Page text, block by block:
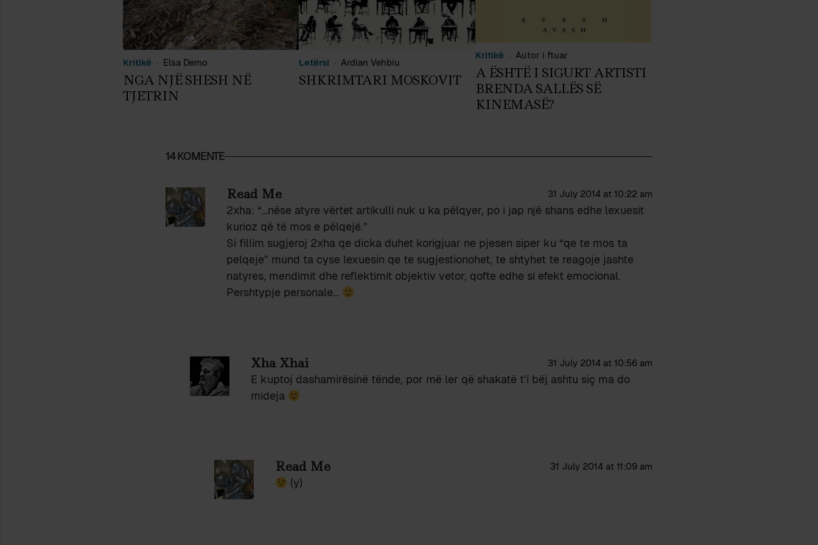
Kritikë Elsa Demo
NGA NJË SHESH NË
TJETRIN
Letërsi Ardian Vehbiu
SHKRIMTARI MOSKOVIT
Kritikë Autor i ftuar
A ËSHTË I SIGURT ARTISTI
BRENDA SALLËS SË
KINEMASË?
14 KOMENTE
Read Me 31 July 2014 at 10:22 am
2xha: “…nëse atyre vërtet artikulli nuk u ka pëlqyer, po i jap një shans edhe lexuesit
kurioz që të mos e pëlqejë.”
Si fillim sugjeroj 2xha qe dicka duhet korigjuar ne pjesen siper ku “qe te mos ta
pelqeje” mund ta cyse lexuesin qe te sugjestionohet, te shtyhet te reagoje jashte
natyres, mendimit dhe reflektimit objektiv vetor, qofte edhe si efekt emocional.
Pershtypje personale…
Xha Xhai 31 July 2014 at 10:56 am
E kuptoj dashamirësinë tënde, por më ler që shakatë t’i bëj ashtu siç ma do
mideja
Read Me 31 July 2014 at 11:09 am
(y)